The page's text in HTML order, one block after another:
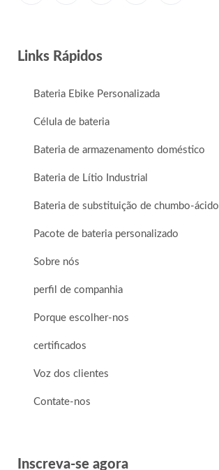
Links Rápidos
Bateria Ebike Personalizada
Célula de bateria
Bateria de armazenamento doméstico
Bateria de Lítio Industrial
Bateria de substituição de chumbo-ácido
Pacote de bateria personalizado
Sobre nós
perfil de companhia
Porque escolher-nos
certificados
Voz dos clientes
Contate-nos
Inscreva-se agora